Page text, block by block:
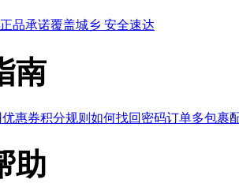
品承诺覆盖城乡 安全速达
南
惠券积分规则 如何找回密码订单多包裹
助